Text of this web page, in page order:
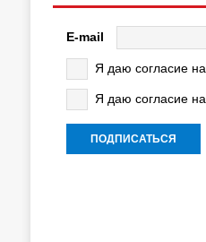
E-mail
Я даю согласие на
Я даю согласие на